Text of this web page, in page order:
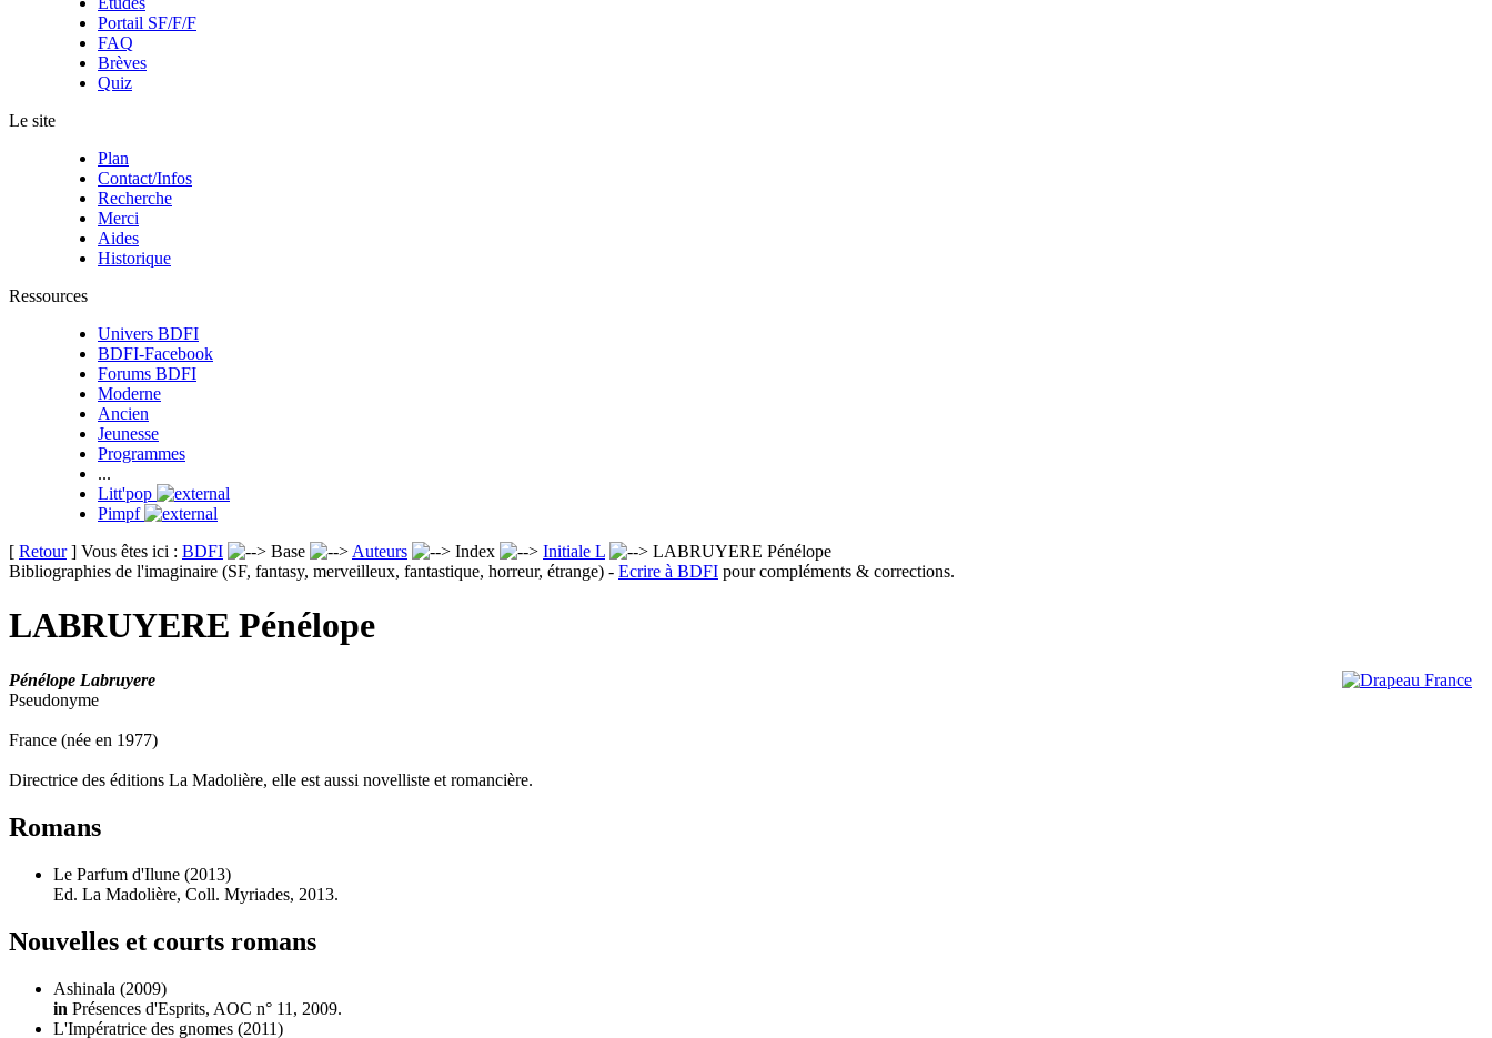
Portail SF/F/F
FAQ
Brèves
Quiz
Le site
Plan
Contact/Infos
Recherche
Merci
Aides
Historique
Ressources
Univers BDFI
BDFI-Facebook
Forums BDFI
Moderne
Ancien
Jeunesse
Programmes
...
Litt'pop
Pimpf
[ Retour] Vous êtes ici : BDFI Base Auteurs Index Initiale L
LABRUYERE Pénélope
Bibliographies de l'imaginaire (SF, fantasy, merveilleux, fantastique, horreur, étrange) - Ecrire à BDFI pour compléments & corrections.
LABRUYERE Pénélope
Pénélope Labruyere
Pseudonyme
France (née en 1977)
Directrice des éditions La Madolière, elle est aussi novelliste et romancière.
Romans
Le Parfum d'Ilune (2013)
Ed. La Madolière, Coll. Myriades, 2013.
Nouvelles et courts romans
Ashinala (2009)
in Présences d'Esprits, AOC n° 11, 2009.
L'Impératrice des gnomes (2011)